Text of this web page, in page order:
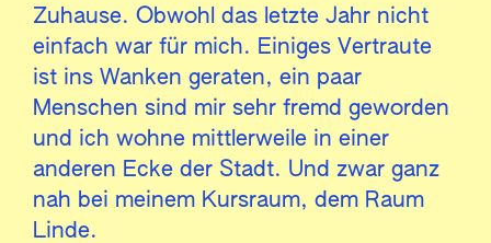
Zuhause. Obwohl das letzte Jahr nicht
einfach war für mich. Einiges Vertraute
ist ins Wanken geraten, ein paar
Menschen sind mir sehr fremd geworden
und ich wohne mittlerweile in einer
anderen Ecke der Stadt. Und zwar ganz
nah bei meinem Kursraum, dem Raum
Linde.